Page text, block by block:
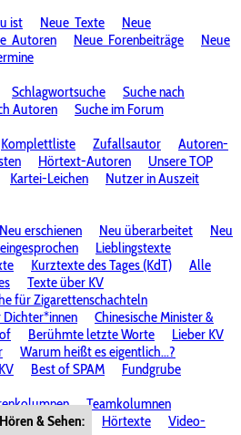
ist Neue Texte
Neue
Autoren Neue Forenbeiträge
Neue
Schlagwortsuche
Suche nach
Autoren
Suche im Forum
Komplettliste Zufallsautor
Autoren-
Hörtext-Autoren
Unsere TOP
Kartei-Leichen
Nutzer in Auszeit
Neu erschienen Neu überarbeitet
Neu
Lieblingstexte
Kurztexte des Tages (KdT)
Alle
Texte über KV
für Zigarettenschachteln
Chinesische Minister &
Berühmte letzte Worte
Lieber KV
Warum heißt es eigentlich...?
Best of SPAM
Fundgrube
Teamkolumnen
Hören & Sehen: Hörtexte
Video-